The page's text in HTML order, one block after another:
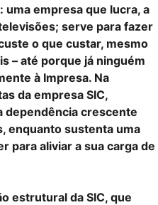
uma empresa que lucra, a
serve para fazer
o que custar, mesmo
– até porque já ninguém
à Impresa. Na
da empresa SIC,
dependência crescente
enquanto sustenta uma
para aliviar a sua carga de
estrutural da SIC, que